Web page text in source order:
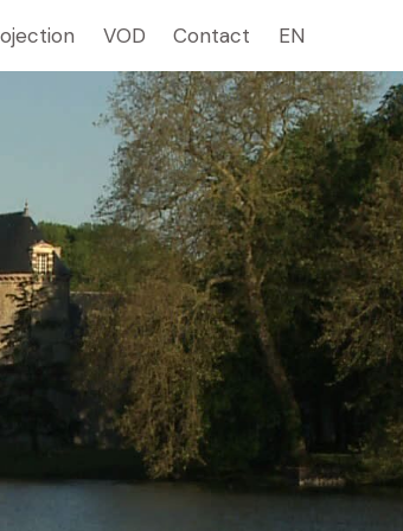
VOD Contact EN